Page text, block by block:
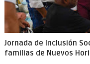
Jornada de Inclusión
familias de Nuevos